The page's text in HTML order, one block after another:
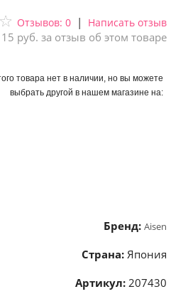
Отзывов: 0 | Написать отзыв
руб. за отзыв об этом товаре
товара нет в наличии, но вы можете
выбрать другой в нашем магазине на:
Бренд: Aisen
Страна: Япония
Артикул: 207430